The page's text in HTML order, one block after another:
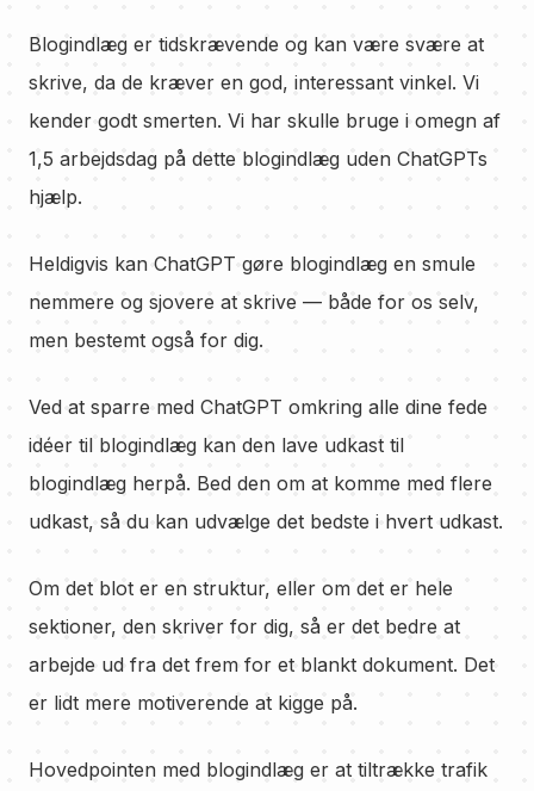
Blogindlæg er tidskrævende og kan være svære at
skrive, da de kræver en god, interessant vinkel. Vi
kender godt smerten. Vi har skulle bruge i omegn af
1,5 arbejdsdag på dette blogindlæg uden ChatGPTs
hjælp.
Heldigvis kan ChatGPT gøre blogindlæg en smule
nemmere og sjovere at skrive — både for os selv,
men bestemt også for dig.
Ved at sparre med ChatGPT omkring alle dine fede
idéer til blogindlæg kan den lave udkast til
blogindlæg herpå. Bed den om at komme med flere
udkast, så du kan udvælge det bedste i hvert udkast.
Om det blot er en struktur, eller om det er hele
sektioner, den skriver for dig, så er det bedre at
arbejde ud fra det frem for et blankt dokument. Det
er lidt mere motiverende at kigge på.
Hovedpointen med blogindlæg er at tiltrække trafik